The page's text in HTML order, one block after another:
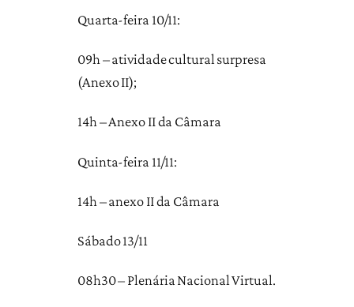
Quarta-feira 10/11:
09h – atividade cultural surpresa
(Anexo II);
14h – Anexo II da Câmara
Quinta-feira 11/11:
14h – anexo II da Câmara
Sábado 13/11
08h30 – Plenária Nacional Virtual.